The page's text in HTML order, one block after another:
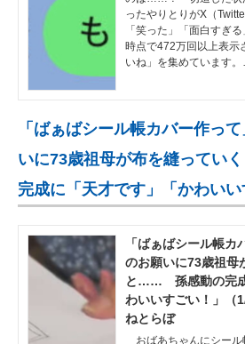
ったやりとりがX（
「笑った」「面白すぎ
時点で472万回以上表示
いね」を集めています
「ばぁばシール帳カバー作っ
いに73歳祖母が布を縫って
完成に「天才です」「かわいい
「ばぁばシール帳
のお願いに73歳祖母
と…… 孫感動の完成
わいいすごい！」（
ねとらぼ
おばあちゃんにシール